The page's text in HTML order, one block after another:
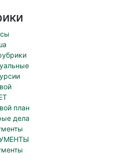
план
дела